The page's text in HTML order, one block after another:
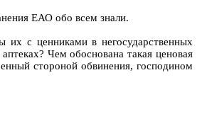
ЕАО обо всем знали.
с ценниками в негосударственных
Чем обоснована такая ценовая
стороной обвинения, господином